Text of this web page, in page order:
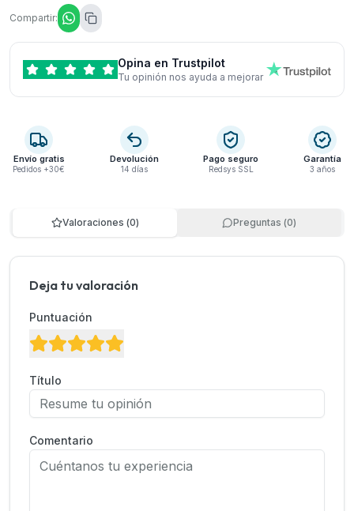
Compartir:
Opina en Trustpilot
Tu opinión nos ayuda a mejorar
Envío gratis
Pedidos +30€
Devolución
14 días
Pago seguro
Redsys SSL
Garantía
3 años
Valoraciones (0) Preguntas (0)
Deja tu valoración
Puntuación
Título
Comentario